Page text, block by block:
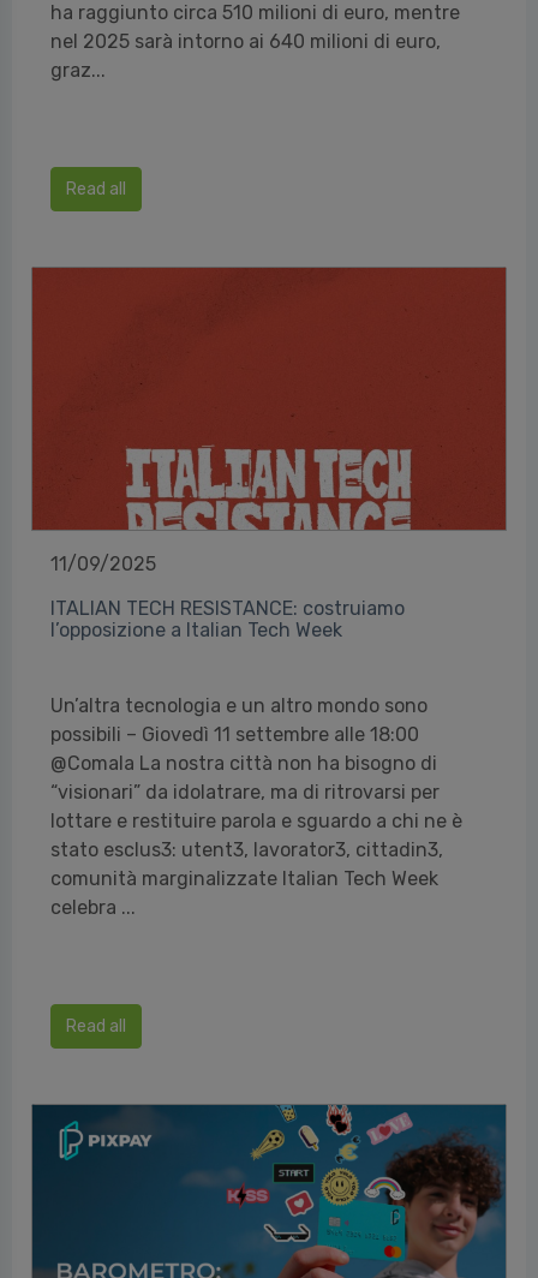
ha raggiunto circa 510 milioni di euro, mentre
nel 2025 sarà intorno ai 640 milioni di euro,
graz...
Read all
11/09/2025
ITALIAN TECH RESISTANCE: costruiamo
l’opposizione a Italian Tech Week
Un’altra tecnologia e un altro mondo sono
possibili – Giovedì 11 settembre alle 18:00
@Comala La nostra città non ha bisogno di
“visionari” da idolatrare, ma di ritrovarsi per
lottare e restituire parola e sguardo a chi ne è
stato esclus3: utent3, lavorator3, cittadin3,
comunità marginalizzate Italian Tech Week
celebra ...
Read all